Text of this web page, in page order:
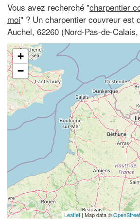
Vous avez recherché "charpentier
moi" ? Un charpentier couvreur est
Auchel, 62260 (Nord-Pas-de-
+
−
Leaflet | Map data ©